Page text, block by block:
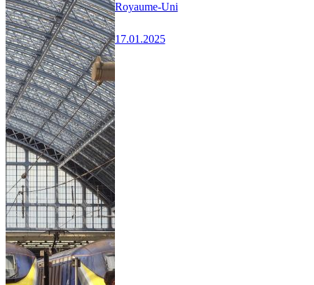
Royaume-Uni
17.01.2025